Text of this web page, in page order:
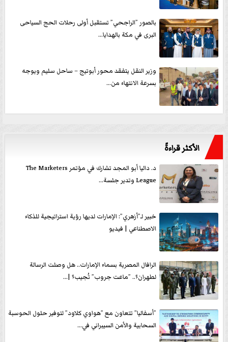
بالصور ”الراجحي” تستقبل أولى رحلات الحج السياحى
البرى في مكة بالهدايا...
وزير النقل يتفقد محور أبوتيج – ساحل سليم ويوجه
بسرعة الانتهاء من...
الأكثر قراءةً
د. داليا أبو المجد تشارك في مؤتمر The Marketers
League وتدير جلسة...
خبير لـ”أزهري”: الإمارات لديها رؤية استراتيجية للذكاء
الاصطناعي | فيديو
الرافال المصرية بسماء الإمارات.. هل وصلت الرسالة
لطهران؟.. ”ماعت جروب” تُجيب؟ |...
”أسفاليا” تتعاون مع ”هواوي كلاود” لتوفير حلول الحوسبة
السحابية والأمن السيبراني في...